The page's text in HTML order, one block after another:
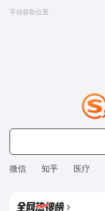
手动获取位置
微信 知乎 医疗
›